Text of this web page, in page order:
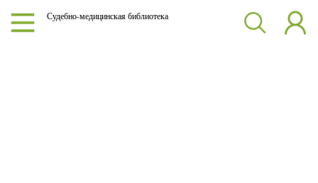
Судебно-медицинская библиотека